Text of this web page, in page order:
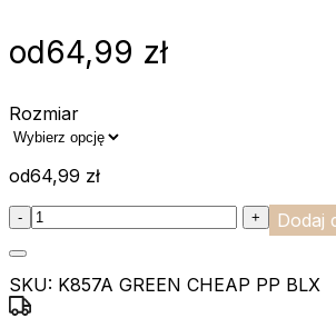
od64,99 zł
Rozmiar
od64,99 zł
:product_name quantity
- + Dodaj
SKU: K857A GREEN CHEAP PP BLX